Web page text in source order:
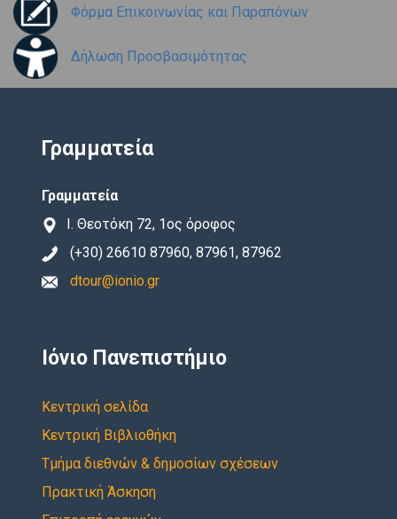
Φόρμα Επικοινωνίας και Παραπόνων
Δήλωση Προσβασιμότητας
Γραμματεία
Γραμματεία
Ι. Θεοτόκη 72, 1ος όροφος
(+30) 26610 87960, 87961, 87962
dtour@ionio.gr
Ιόνιο Πανεπιστήμιο
Κεντρική σελίδα
Κεντρική Βιβλιοθήκη
Τμήμα διεθνών & δημοσίων σχέσεων
Πρακτική Άσκηση